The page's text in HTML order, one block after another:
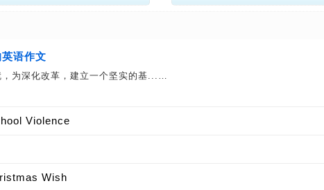
语作文
，为深化改革，建立一个坚实的基...…
Violence
Wish